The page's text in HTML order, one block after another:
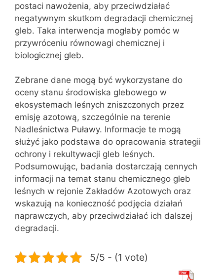
postaci nawożenia, aby przeciwdziałać
negatywnym skutkom degradacji chemicznej
gleb. Taka interwencja mogłaby pomóc w
przywróceniu równowagi chemicznej i
biologicznej gleb.
Zebrane dane mogą być wykorzystane do
oceny stanu środowiska glebowego w
ekosystemach leśnych zniszczonych przez
emisję azotową, szczególnie na terenie
Nadleśnictwa Puławy. Informacje te mogą
służyć jako podstawa do opracowania strategii
ochrony i rekultywacji gleb leśnych.
Podsumowując, badania dostarczają cennych
informacji na temat stanu chemicznego gleb
leśnych w rejonie Zakładów Azotowych oraz
wskazują na konieczność podjęcia działań
naprawczych, aby przeciwdziałać ich dalszej
degradacji.
5/5 - (1 vote)